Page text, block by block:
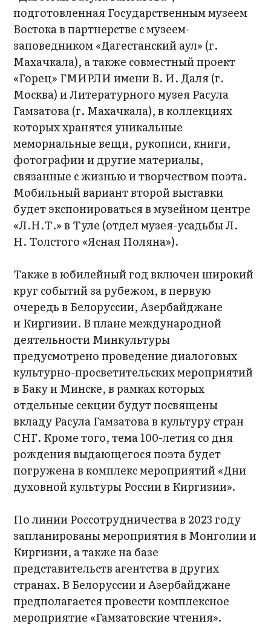
подготовленная Государственным музеем
Востока в партнерстве с музеем-
заповедником «Дагестанский аул» (г.
Махачкала), а также совместный проект
«Горец» ГМИРЛИ имени В. И. Даля (г.
Москва) и Литературного музея Расула
Гамзатова (г. Махачкала), в коллекциях
которых хранятся уникальные
мемориальные вещи, рукописи, книги,
фотографии и другие материалы,
связанные с жизнью и творчеством поэта.
Мобильный вариант второй выставки
будет экспонироваться в музейном центре
«Л.Н.Т.» в Туле (отдел музея-усадьбы Л.
Н. Толстого «Ясная Поляна»).
Также в юбилейный год включен широкий
круг событий за рубежом, в первую
очередь в Белоруссии, Азербайджане
и Киргизии. В плане международной
деятельности Минкультуры
предусмотрено проведение диалоговых
культурно-просветительских мероприятий
в Баку и Минске, в рамках которых
отдельные секции будут посвящены
вкладу Расула Гамзатова в культуру стран
СНГ. Кроме того, тема 100-летия со дня
рождения выдающегося поэта будет
погружена в комплекс мероприятий «Дни
духовной культуры России в Киргизии».
По линии Россотрудничества в 2023 году
запланированы мероприятия в Монголии и
Киргизии, а также на базе
представительств агентства в других
странах. В Белоруссии и Азербайджане
предполагается провести комплексное
мероприятие «Гамзатовские чтения».